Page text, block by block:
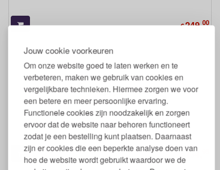
Jouw cookie voorkeuren
Om onze website goed te laten werken en te
verbeteren, maken we gebruik van cookies en
vergelijkbare technieken. Hiermee zorgen we voor
een betere en meer persoonlijke ervaring.
Functionele cookies zijn noodzakelijk en zorgen
ervoor dat de website naar behoren functioneert
zodat je een bestelling kunt plaatsen. Daarnaast
zijn er cookies die een beperkte analyse doen van
hoe de website wordt gebruikt waardoor we de
€249,00
Biologisch Wollen Zomerdekbed 300 gr-m2
€ 134,